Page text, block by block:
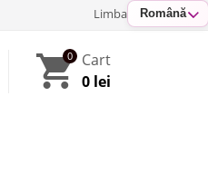
Limba Română
0
Cart
0 lei